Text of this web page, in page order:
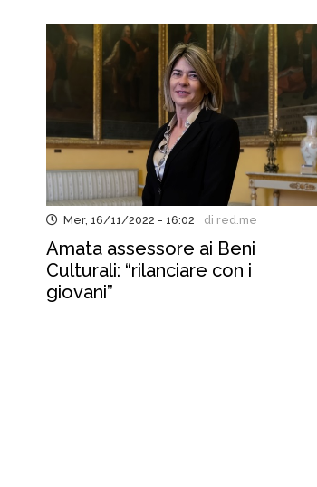
Mer, 16/11/2022 - 16:02 di red.me
Amata assessore ai Beni
Culturali: “rilanciare con i
giovani”